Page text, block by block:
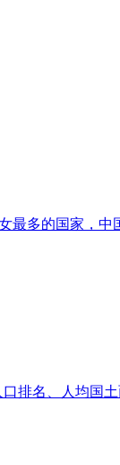
最多的国家，中
口排名、人均国